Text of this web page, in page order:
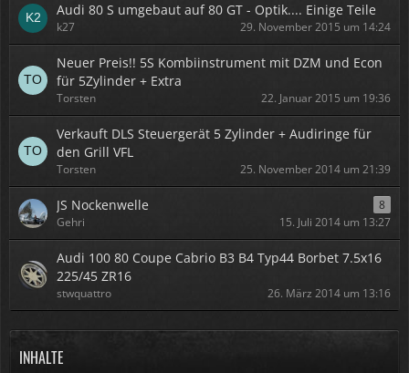
Audi 80 S umgebaut auf 80 GT - Optik.... Einige Teile
k27 29. November 2015 um 14:24
Neuer Preis!! 5S Kombiinstrument mit DZM und Econ
für 5Zylinder + Extra
Torsten 22. Januar 2015 um 19:36
Verkauft DLS Steuergerät 5 Zylinder + Audiringe für
den Grill VFL
Torsten 25. November 2014 um 21:39
JS Nockenwelle
8
Gehri
15. Juli 2014 um 13:27
Audi 100 80 Coupe Cabrio B3 B4 Typ44 Borbet 7.5x16
225/45 ZR16
stwquattro 26. März 2014 um 13:16
INHALTE